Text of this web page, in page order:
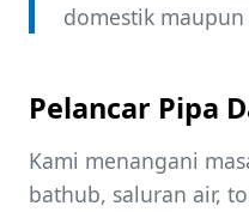
domestik
Pelancar Pipa
Kami menangani
bathub, saluran air,